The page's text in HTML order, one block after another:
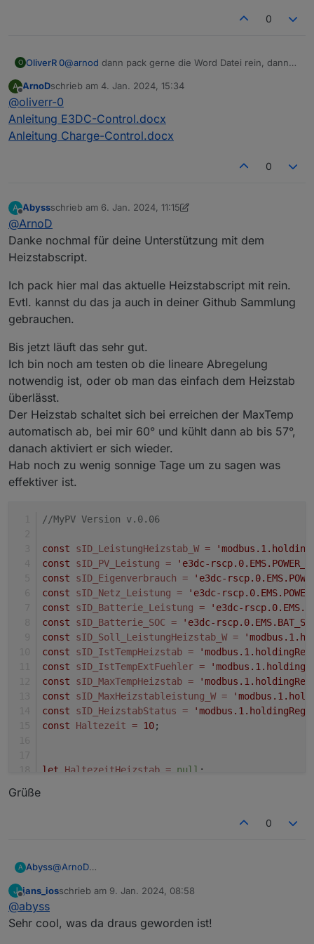
0
O OliverR 0@arnod dann pack gerne die Word Datei rein, dann
:-)
A
Offline
ArnoDschrieb am 4. Jan. 2024, 15:34
zuletzt editiert von
@oliverr-0
Anleitung E3DC-Control.docx
Anleitung Charge-Control.docx
0
A
Offline
Abyssschrieb am 6. Jan. 2024, 11:15
zuletzt editiert von Abyss 1. Juni 2024, 12:16
@ArnoD
Danke nochmal für deine Unterstützung mit dem
Heizstabscript.
Ich pack hier mal das aktuelle Heizstabscript mit rein.
Evtl. kannst du das ja auch in deiner Github Sammlung
gebrauchen.
Bis jetzt läuft das sehr gut.
Ich bin noch am testen ob die lineare Abregelung
notwendig ist, oder ob man das einfach dem Heizstab
überlässt.
Der Heizstab schaltet sich bei erreichen der MaxTemp
automatisch ab, bei mir 60° und kühlt dann ab bis 57°,
danach aktiviert er sich wieder.
Hab noch zu wenig sonnige Tage um zu sagen was
effektiver ist.
//MyPV Version v.0.06
const sID_LeistungHeizstab_W =
const
sID_PV_Leistung =
'e3dc-
const
sID_Eigenverbrauch =
'e3dc-
const
sID_Netz_Leistung =
'e3dc-
const
sID_Batterie_Leistung =
'e3dc-
const
sID_Batterie_SOC =
'e3dc-
const
sID_Soll_LeistungHeizstab_W =
const
sID_IstTempHeizstab =
const
sID_IstTempExtFuehler =
const
sID_MaxTempHeizstab =
const
sID_MaxHeizstableistung_W =
const
sID_HeizstabStatus =
const
Haltezeit = 10
let HaltezeitHeizstab = null ;
function
{
let BatterieLeistung_W =
LeistungHeizstab_W = (await
Hausverbrauch_W
Grüße
0
A Abyss@ArnoD
Heizstabscript.
Ich pack hier mal das aktuelle Heizstabscript mit rein.
gebrauchen.
Bis jetzt läuft das sehr gut.
J
Offline
jans_iosschrieb am 9. Jan. 2024, 08:58
zuletzt editiert von
@abyss
Sehr cool, was da draus geworden ist!